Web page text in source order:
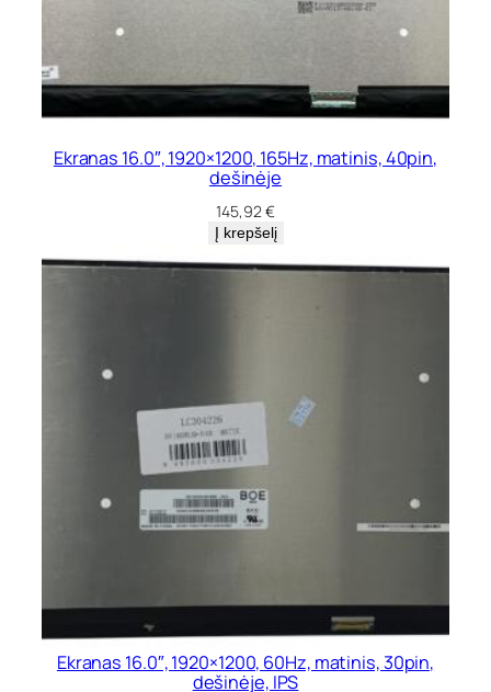
Ekranas 16.0″, 1920×1200, 165Hz, matinis, 40pin,
dešinėje
145,92€
Į krepšelį
Ekranas 16.0″, 1920×1200, 60Hz, matinis, 30pin,
dešinėje, IPS